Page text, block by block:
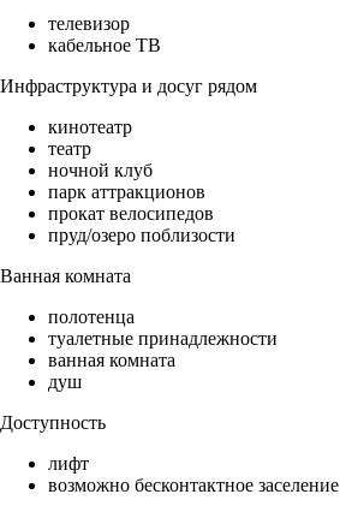
телевизор
кабельное ТВ
Инфраструктура и досуг рядом
кинотеатр
театр
ночной клуб
парк аттракционов
прокат велосипедов
пруд/озеро поблизости
Ванная комната
полотенца
туалетные принадлежности
ванная комната
душ
Доступность
лифт
возможно бесконтактное заселение